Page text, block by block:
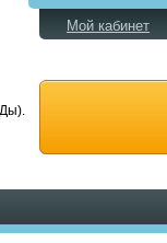
Мой кабинет